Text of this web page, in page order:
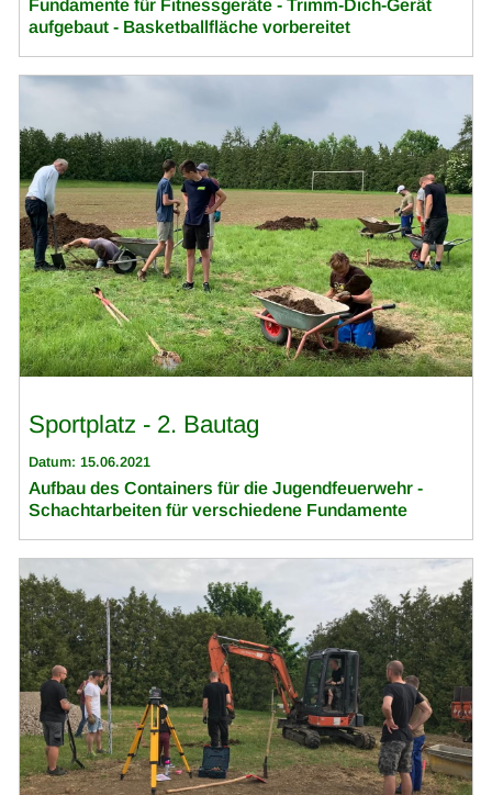
Fundamente für Fitnessgeräte - Trimm-Dich-Gerät
aufgebaut - Basketballfläche vorbereitet
Sportplatz - 2. Bautag
Datum: 15.06.2021
Aufbau des Containers für die Jugendfeuerwehr -
Schachtarbeiten für verschiedene Fundamente